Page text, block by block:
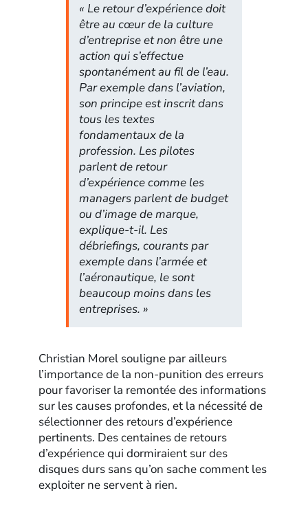
« Le retour d’expérience doit
être au cœur de la culture
d’entreprise et non être une
action qui s’effectue
spontanément au fil de l’eau.
Par exemple dans l’aviation,
son principe est inscrit dans
tous les textes
fondamentaux de la
profession. Les pilotes
parlent de retour
d’expérience comme les
managers parlent de budget
ou d’image de marque,
explique-t-il. Les
débriefings, courants par
exemple dans l’armée et
l’aéronautique, le sont
beaucoup moins dans les
entreprises. »
Christian Morel souligne par ailleurs
l’importance de la non-punition des erreurs
pour favoriser la remontée des informations
sur les causes profondes, et la nécessité de
sélectionner des retours d’expérience
pertinents. Des centaines de retours
d’expérience qui dormiraient sur des
disques durs sans qu’on sache comment les
exploiter ne servent à rien.